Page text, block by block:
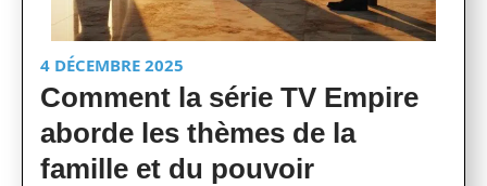
4 DÉCEMBRE 2025
Comment la série TV Empire
aborde les thèmes de la
famille et du pouvoir